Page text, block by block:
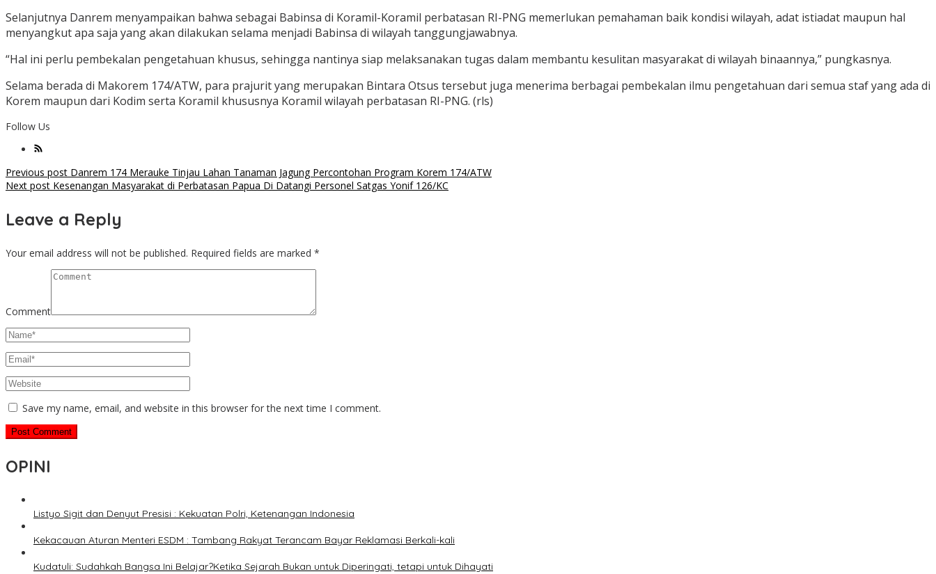
Selanjutnya Danrem menyampaikan bahwa sebagai Babinsa di Koramil-Koramil perbatasan RI-PNG memerlukan pemahaman baik kondisi wilayah, adat istiadat maupun hal
menyangkut apa saja yang akan dilakukan selama menjadi Babinsa di wilayah tanggungjawabnya.
“Hal ini perlu pembekalan pengetahuan khusus, sehingga nantinya siap melaksanakan tugas dalam membantu kesulitan masyarakat di wilayah binaannya,” pungkasnya.
Selama berada di Makorem 174/ATW, para prajurit yang merupakan Bintara Otsus tersebut juga menerima berbagai pembekalan ilmu pengetahuan dari semua staf yang ada di
Korem maupun dari Kodim serta Koramil khususnya Koramil wilayah perbatasan RI-PNG. (rls)
Follow Us
Post
navigation
Previous post Danrem 174 Merauke Tinjau Lahan Tanaman Jagung Percontohan Program Korem 174/ATW
Next post Kesenangan Masyarakat di Perbatasan Papua Di Datangi Personel Satgas Yonif 126/KC
Leave a Reply
Your email address will not be published. Required fields are marked *
Comment
Save my name, email, and website in this browser for the next time I comment.
OPINI
Listyo Sigit dan Denyut Presisi : Kekuatan Polri, Ketenangan Indonesia
Kekacauan Aturan Menteri ESDM : Tambang Rakyat Terancam Bayar Reklamasi Berkali-kali
Kudatuli: Sudahkah Bangsa Ini Belajar?Ketika Sejarah Bukan untuk Diperingati, tetapi untuk Dihayati